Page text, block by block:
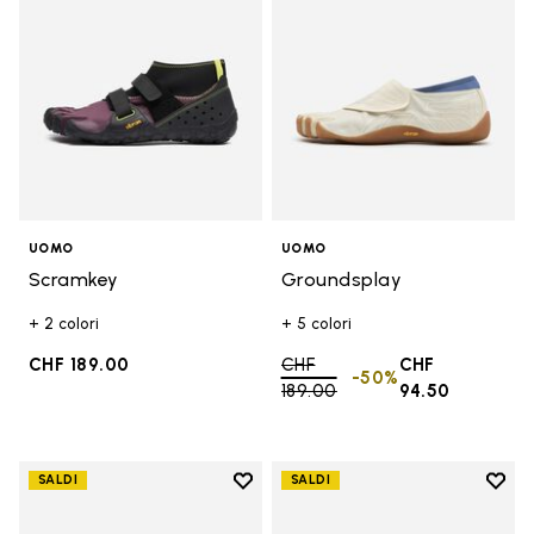
UOMO
Scramkey
+ 2 colori
CHF 189.00
UOMO
Groundsplay
+ 5 colori
Price reduced from
CHF
189.00to
CHF
94.50
-50%
SALDI
Add to wishlist
SALDI
Add